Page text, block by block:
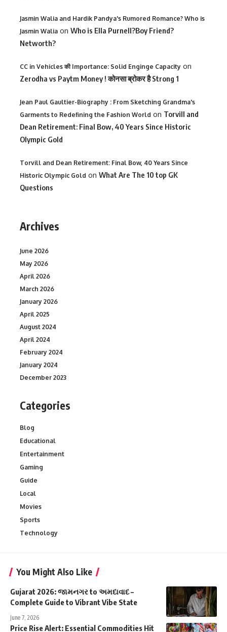
Jasmin Walia and Hardik Pandya's Rumored Romance? Who is
Jasmin Walia on Who is Ella Purnell?Boy Friend?
Networth?
CC in Vehicles की Importance: Solid Enginge Capacity on
Zerodha vs Paytm Money ! कोनसा ब्रोकर है Strong 1
Jean Paul Gaultier-Biography : From Sketching Grandma's
Garments to Redefining the Fashion World on Torvill and
Dean Retirement: Final Bow, 40 Years Since Historic
Olympic Gold
Torvill and Dean Retirement: Final Bow, 40 Years Since
Historic Olympic Gold on What Are The 10 top GK
Questions
Archives
June 2026
May 2026
April 2026
March 2026
January 2026
April 2025
August 2024
April 2024
February 2024
January 2024
December 2023
Categories
Blog
Educational
Entertainment
Gaming
Guide
Local
Movies
Sports
Technology
You Might Also Like
Gujarat 2026: જામનગર to અમદાવાદ –
Complete Guide to Vibrant Vibe State
June 7, 2026
Price Rise Alert: Essential Commodities Hit